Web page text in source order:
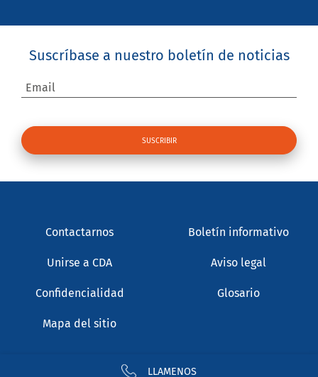
LLAMENOS
Suscríbase a nuestro boletín de noticias
Email
Contactarnos Boletín informativo
Unirse a CDA Aviso legal
Confidencialidad Glosario
Mapa del sitio